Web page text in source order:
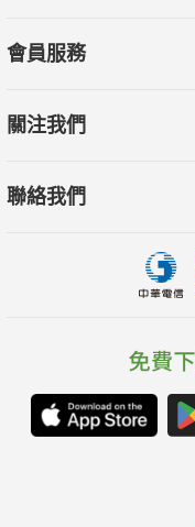
會員服務
關注我們
聯絡我們